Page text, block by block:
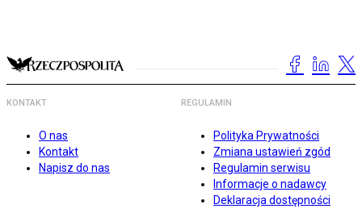
KONTAKT
O nas
Kontakt
Napisz do nas
REGULAMIN
Polityka Prywatności
Zmiana ustawień zgód
Regulamin serwisu
Informacje o nadawcy
Deklaracja dostępności